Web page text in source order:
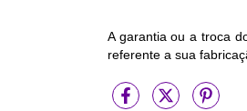
A garantia ou a troca
referente a sua